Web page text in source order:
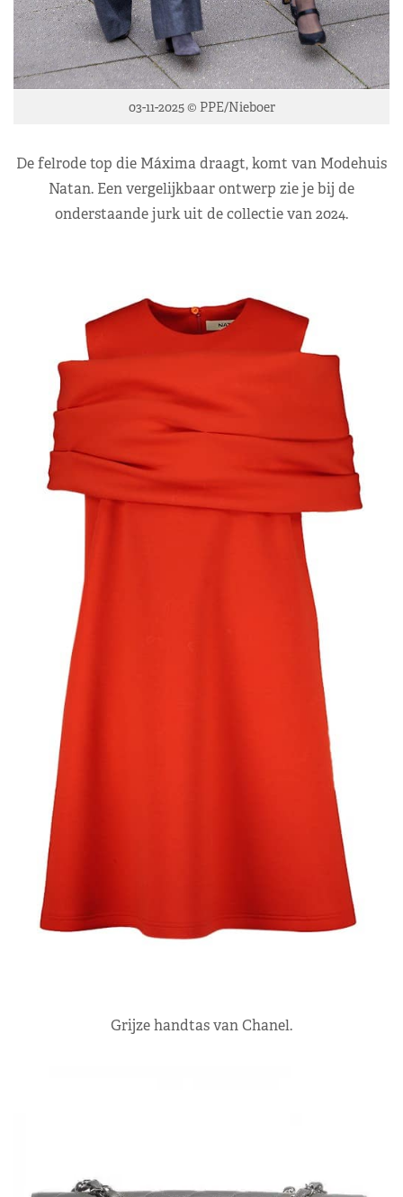
03-11-2025 © PPE/Nieboer
De felrode top die Máxima draagt, komt van Modehuis
Natan. Een vergelijkbaar ontwerp zie je bij de
onderstaande jurk uit de collectie van 2024.
Grijze handtas van Chanel.